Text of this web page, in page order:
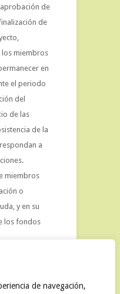
de navegación,
de
de
miembros
en
el periodo
del
de las
de la
a
miembros
o
y en su
los fondos